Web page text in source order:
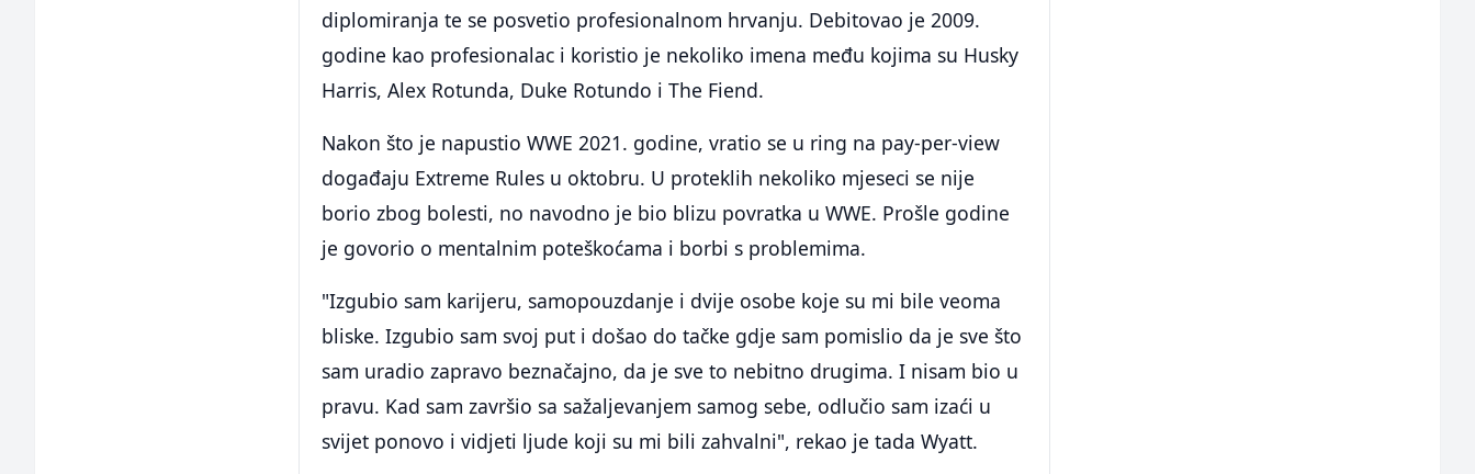
diplomiranja te se posvetio profesionalnom hrvanju. Debitovao je 2009.
godine kao profesionalac i koristio je nekoliko imena među kojima su Husky
Harris, Alex Rotunda, Duke Rotundo i The Fiend.
Nakon što je napustio WWE 2021. godine, vratio se u ring na pay-per-view
događaju Extreme Rules u oktobru. U proteklih nekoliko mjeseci se nije
borio zbog bolesti, no navodno je bio blizu povratka u WWE. Prošle godine
je govorio o mentalnim poteškoćama i borbi s problemima.
"Izgubio sam karijeru, samopouzdanje i dvije osobe koje su mi bile veoma
bliske. Izgubio sam svoj put i došao do tačke gdje sam pomislio da je sve što
sam uradio zapravo beznačajno, da je sve to nebitno drugima. I nisam bio u
pravu. Kad sam završio sa sažaljevanjem samog sebe, odlučio sam izaći u
svijet ponovo i vidjeti ljude koji su mi bili zahvalni", rekao je tada Wyatt.